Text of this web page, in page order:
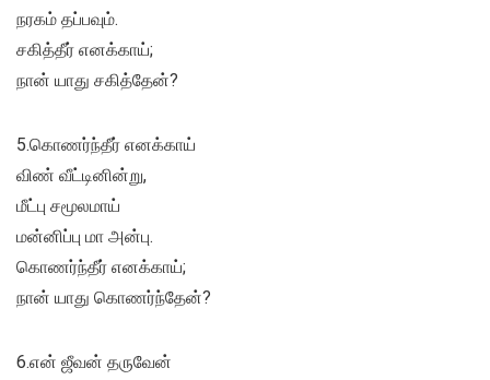
நரகம் தப்பவும்.
சகித்தீர் எனக்காய்;
நான் யாது சகித்தேன்?
5.கொணர்ந்தீர் எனக்காய்
விண் வீட்டினின்று,
மீட்பு சமூலமாய்
மன்னிப்பு மா அன்பு.
கொணர்ந்தீர் எனக்காய்;
நான் யாது கொணர்ந்தேன்?
6.என் ஜீவன் தருவேன்